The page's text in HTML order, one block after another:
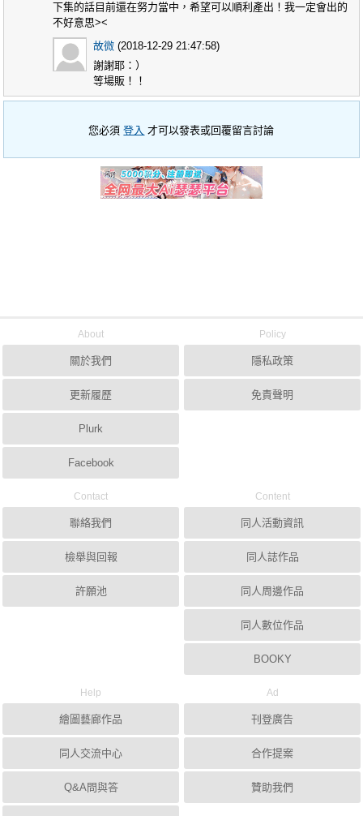
下集的話目前還在努力當中，希望可以順利產出！我一定會出的
不好意思><
故微 (2018-12-29 21:47:58)
謝謝耶：）
等場販！！
您必須登入 才可以發表或回覆留言討論
About
關於我們
更新履歷
Plurk
Facebook
Policy
隱私政策
免責聲明
Contact
聯絡我們
檢舉與回報
許願池
Content
同人活動資訊
同人誌作品
同人周邊作品
同人數位作品
BOOKY
Help
繪圖藝廊作品
同人交流中心
Q&A問與答
Ad
刊登廣告
合作提案
贊助我們